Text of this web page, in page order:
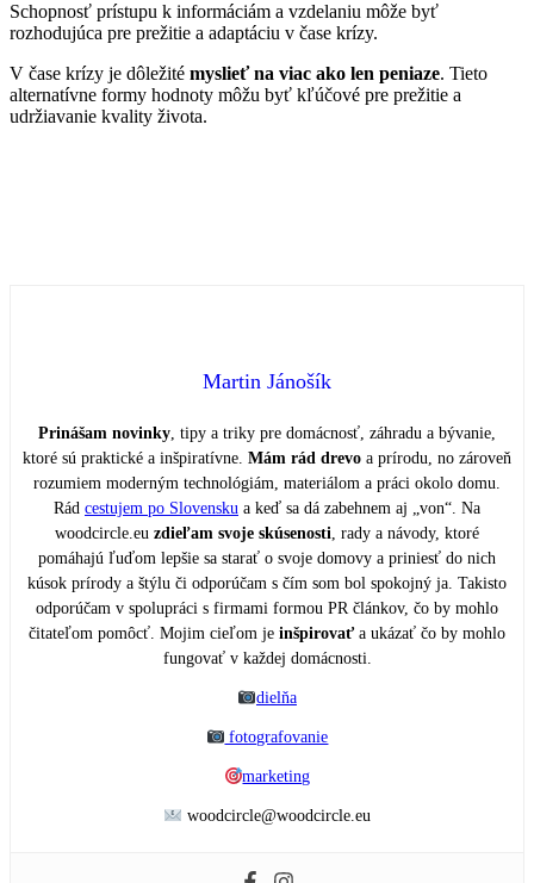
Schopnosť prístupu k informáciám a vzdelaniu môže byť
rozhodujúca pre prežitie a adaptáciu v čase krízy.
V čase krízy je dôležité myslieť na viac ako len peniaze. Tieto
alternatívne formy hodnoty môžu byť kľúčové pre prežitie a
udržiavanie kvality života.
Martin Jánošík
Prinášam novinky, tipy a triky pre domácnosť, záhradu a bývanie,
ktoré sú praktické a inšpiratívne. Mám rád drevo a prírodu, no zároveň
rozumiem moderným technológiám, materiálom a práci okolo domu.
Rád cestujem po Slovensku a keď sa dá zabehnem aj „von“. Na
woodcircle.eu zdieľam svoje skúsenosti, rady a návody, ktoré
pomáhajú ľuďom lepšie sa starať o svoje domovy a priniesť do nich
kúsok prírody a štýlu či odporúčam s čím som bol spokojný ja. Takisto
odporúčam v spolupráci s firmami formou PR článkov, čo by mohlo
čitateľom pomôcť. Mojim cieľom je inšpirovaťa ukázať čo by mohlo
fungovať v každej domácnosti.
dielňa
fotografovanie
marketing
woodcircle@woodcircle.eu